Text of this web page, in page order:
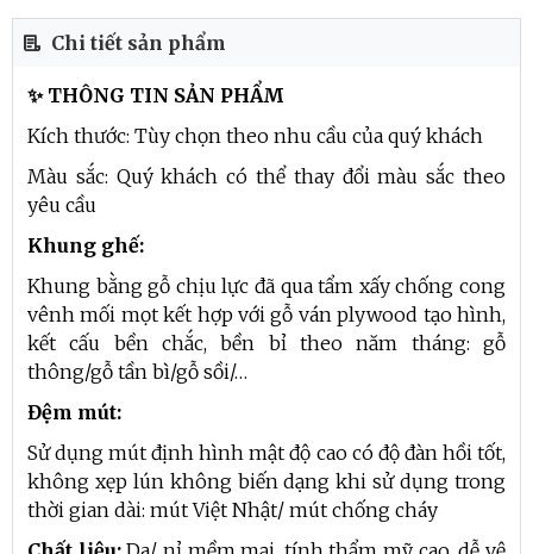
Chi tiết sản phẩm
✨ THÔNG TIN SẢN PHẨM
Kích thước: Tùy chọn theo nhu cầu của quý khách
Màu sắc: Quý khách có thể thay đổi màu sắc theo
yêu cầu
Khung ghế:
Khung bằng gỗ chịu lực đã qua tẩm xấy chống cong
vênh mối mọt kết hợp với gỗ ván plywood tạo hình,
kết cấu bền chắc, bền bỉ theo năm tháng: gỗ
thông/gỗ tần bì/gỗ sồi/…
Đệm mút:
Sử dụng mút định hình mật độ cao có độ đàn hồi tốt,
không xẹp lún không biến dạng khi sử dụng trong
thời gian dài: mút Việt Nhật/ mút chống cháy